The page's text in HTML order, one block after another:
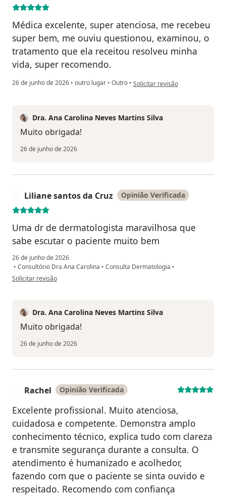
Médica excelente, super atenciosa, me recebeu
super bem, me ouviu questionou, examinou, o
tratamento que ela receitou resolveu minha
vida, super recomendo.
26 de junho de 2026 • outro lugar • Outro • na opinião do utilizador
Solicitar revisão
Dra. Ana Carolina Neves Martins Silva
Muito obrigada!
26 de junho de 2026
Liliane santos da Cruz Opinião Verificada
Uma dr de dermatologista maravilhosa que
sabe escutar o paciente muito bem
26 de junho de 2026
• Consultório Dra Ana Carolina • Consulta Dermatologia •
na opinião do utilizador Liliane santos da Cruz
Solicitar revisão
Dra. Ana Carolina Neves Martins Silva
Muito obrigada!
26 de junho de 2026
Rachel Opinião Verificada
Excelente profissional. Muito atenciosa,
cuidadosa e competente. Demonstra amplo
conhecimento técnico, explica tudo com clareza
e transmite segurança durante a consulta. O
atendimento é humanizado e acolhedor,
fazendo com que o paciente se sinta ouvido e
respeitado. Recomendo com confiança